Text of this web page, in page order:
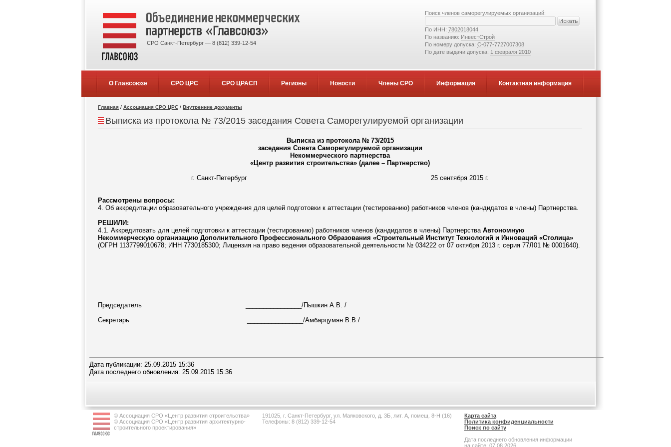
СРО Санкт-Петербург — 8 (812) 339-12-54
Поиск членов саморегулируемых организаций:
По ИНН: 7802018044
По названию: ИнвестСтрой
По номеру допуска: С-077-7727007308
По дате выдачи допуска: 1 февраля 2010
О Главсоюзе СРО ЦРС СРО ЦРАСП Регионы Новости Члены СРО Информация Контактная информация
Главная / Ассоциация СРО ЦРС / Внутренние документы
Выписка из протокола № 73/2015 заседания Совета Саморегулируемой организации
Выписка из протокола № 73/2015
заседания Совета Саморегулируемой организации
Некоммерческого партнерства
«Центр развития строительства» (далее – Партнерство)
г. Санкт-Петербург 25 сентября 2015 г.
Рассмотрены вопросы:
4. Об аккредитации образовательного учреждения для целей подготовки к аттестации (тестированию) работников членов (кандидатов в члены) Партнерства.
РЕШИЛИ:
4.1. Аккредитовать для целей подготовки к аттестации (тестированию) работников членов (кандидатов в члены) Партнерства Автономную
Некоммерческую организацию Дополнительного Профессионального Образования «Строительный Институт Технологий и Инноваций «Столица»
(ОГРН 1137799010678; ИНН 7730185300; Лицензия на право ведения образовательной деятельности № 034222 от 07 октября 2013 г. серия 77Л01 № 0001640).
Председатель ________________/Пышкин А.В. /
Секретарь ________________/Амбарцумян В.В./
Дата публикации: 25.09.2015 15:36
Дата последнего обновления: 25.09.2015 15:36
© Ассоциация СРО «Центр развития строительства»
© Ассоциация СРО «Центр развития архитектурно-
строительного проектирования»
191025, г. Санкт-Петербург, ул. Маяковского, д. 3Б, лит. А, помещ. 8-Н (16)
Телефоны: 8 (812) 339-12-54
Карта сайта
Политика конфиденциальности
Поиск по сайту
Дата последнего обновления информации
на сайте: 07.08.2026